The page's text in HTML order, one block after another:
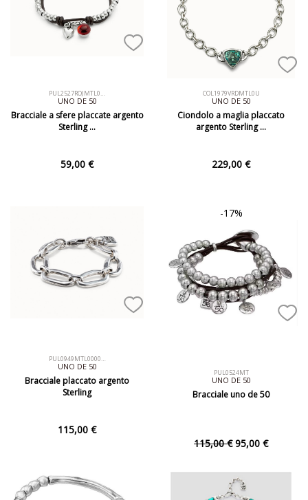
PUL2527ROJMTL0…
UNO DE 50
Bracciale a sfere placcate argento
Sterling …
59,00 €
COL1979VRDMTL0U
UNO DE 50
Ciondolo a maglia placcato
argento Sterling …
229,00 €
PUL0949MTL0000…
UNO DE 50
Bracciale placcato argento
Sterling
115,00 €
-17%
PUL0524MT
UNO DE 50
Bracciale uno de 50
115,00 €95,00 €